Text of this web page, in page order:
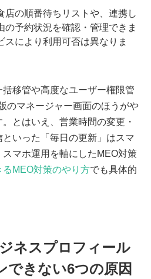
店の順番待ちリストや、連携し
の予約状況を確認・管理できま
スにより利用可否は異なりま
移管や高度なユーザー権限管
のマネージャー画面のほうがや
とはいえ、営業時間の変更・
いった「毎日の更新」はスマ
マホ運用を軸にしたMEO対策
るMEO対策のやり方でも具体的
ネスプロフィール
できない6つの原因